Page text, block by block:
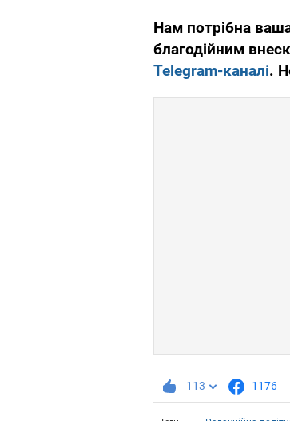
Нам потрібна
благодійним
Telegram-каналі.
113 1176